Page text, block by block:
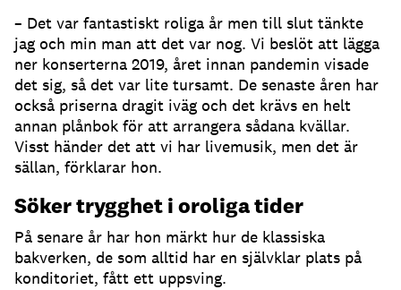
– Det var fantastiskt roliga år men till slut tänkte
jag och min man att det var nog. Vi beslöt att lägga
ner konserterna 2019, året innan pandemin visade
det sig, så det var lite tursamt. De senaste åren har
också priserna dragit iväg och det krävs en helt
annan plånbok för att arrangera sådana kvällar.
Visst händer det att vi har livemusik, men det är
sällan, förklarar hon.
Söker trygghet i oroliga tider
På senare år har hon märkt hur de klassiska
bakverken, de som alltid har en självklar plats på
konditoriet, fått ett uppsving.